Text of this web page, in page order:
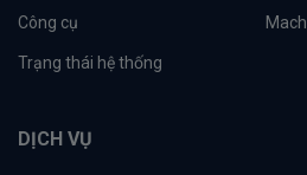
Công cụ
Trạng thái hệ thống
DỊCH VỤ